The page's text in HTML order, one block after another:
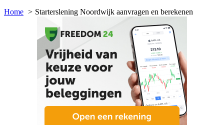
Home
Starterslening Noordwijk aanvragen en berekenen